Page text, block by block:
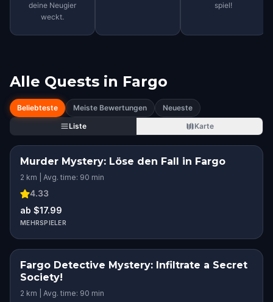
deine Neugier
weckt.
spiel!
Alle Quests in Fargo
Beliebteste Meiste Bewertungen
Neueste
Liste
Karte
Murder Mystery: Löse den Fall in Fargo
2 km | Avg. time: 90 min
4.33
ab $17.99
MEHRSPIELER
Fargo Detective Mystery: Infiltrate a Secret
Society!
2 km | Avg. time: 90 min